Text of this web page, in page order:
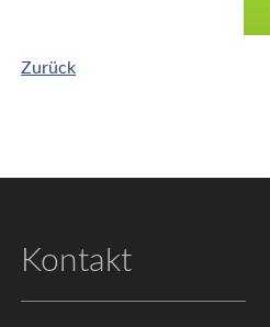
Datenschutz
Zurück
Kontakt